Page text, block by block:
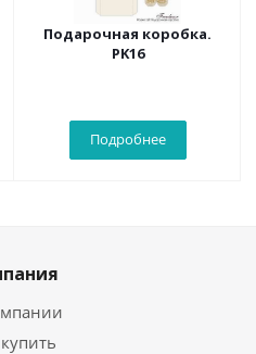
Подарочная коробка.
PK16
Подробнее